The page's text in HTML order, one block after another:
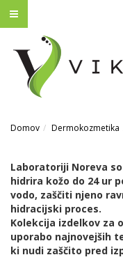
Domov Dermokozmetika
Laboratoriji Noreva
hidrira kožo do 24 ur
vodo, zaščiti njeno
hidracijski proces.
Kolekcija izdelkov za
uporabo najnovejših
ki nudi zaščito pred